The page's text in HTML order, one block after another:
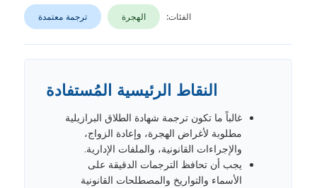
الفئات: الهجرة ترجمة معتمدة
النقاط الرئيسية المُستفادة
غالباً ما تكون ترجمة شهادة الطلاق البرازيلية
مطلوبة لأغراض الهجرة، وإعادة الزواج،
والإجراءات القانونية، والملفات الإدارية.
يجب أن تحافظ الترجمات الدقيقة على
الأسماء والتواريخ والمصطلحات القانونية